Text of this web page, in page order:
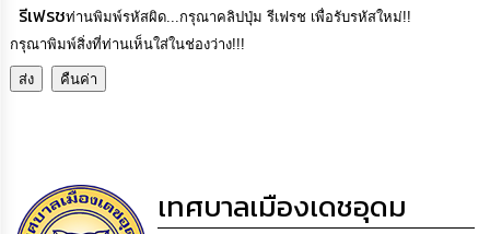
รีเฟรชท่านพิมพ์รหัสผิด...กรุณาคลิปปุ่ม รีเฟรช เพื่อรับรหัสใหม่!!
กรุณาพิมพ์สิ่งที่ท่านเห็นใส่ในช่องว่าง!!!
เทศบาลเมืองเดชอุดม